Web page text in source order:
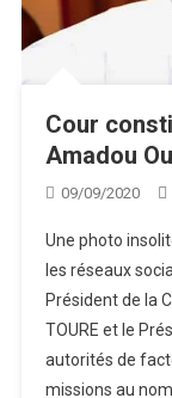
Cour
Amadou
09/09/2020
Une photo
les réseaux
Président de la
TOURE et le
autorités de
missions au